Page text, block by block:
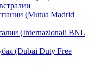
(Mutua Madrid
(Internazionali BNL
(Dubai Duty Free